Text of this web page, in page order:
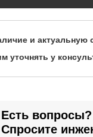
и актуальную
уточнять у
Есть вопросы?
Спросите